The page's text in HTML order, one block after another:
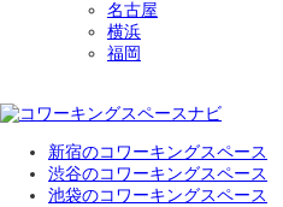
名古屋
横浜
福岡
新宿のコワーキングスペース
渋谷のコワーキングスペース
池袋のコワーキングスペース